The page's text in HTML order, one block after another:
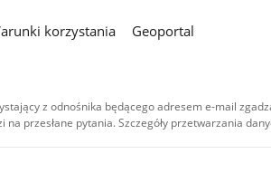
korzystania
Geoportal
z odnośnika będącego adresem e-mail
przesłane pytania. Szczegóły przetwarzania